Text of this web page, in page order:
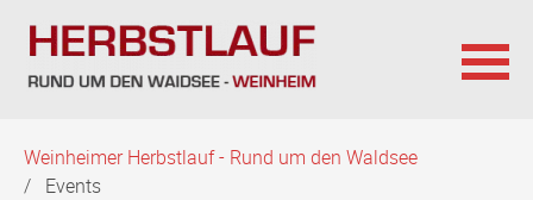
überspringen
Weinheimer Herbstlauf - Rund um den Waldsee
Events